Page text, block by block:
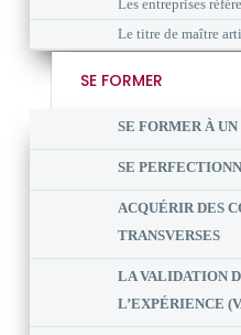
Les entreprises
Le titre de maître
SE FORMER
SE FORMER À
SE
ACQUÉRIR DES
TRANSVERSES
LA VALIDATION
L’EXPÉRIENCE